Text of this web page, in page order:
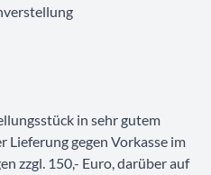
in sehr gutem
Lieferung gegen Vorkasse im
zzgl. 150,- Euro, darüber auf